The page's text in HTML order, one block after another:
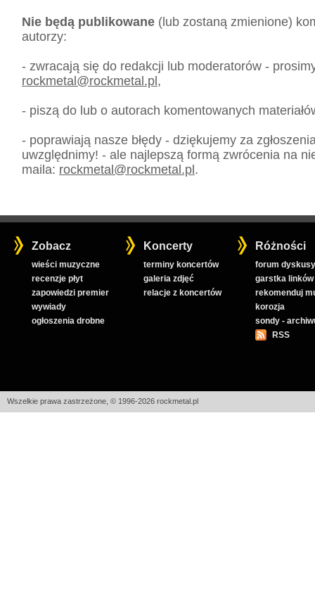
Nie będą publikowane (lub zostaną zmienione)
autorzy:
- zwracają się do redakcji lub moderatorów -
rockmetal@rockmetal.pl,
- piszą do lub o autorach komentowanych
- poprawiają nasze błędy - dziękujemy za
uwzględnimy! - ale najlepszą formą zwrócenia na
maila: rockmetal@rockmetal.pl.
Zobacz
wieści muzyczne
recenzje płyt
zapowiedzi premier
wywiady
ogłoszenia drobne
Koncerty
terminy koncertów
galeria zdjęć
relacje z koncertów
Różności
forum
garstka linków
rekomenduj
korozja
sondy -
RSS
Wszelkie prawa zastrzeżone, © 1996-2026 rockmetal.pl